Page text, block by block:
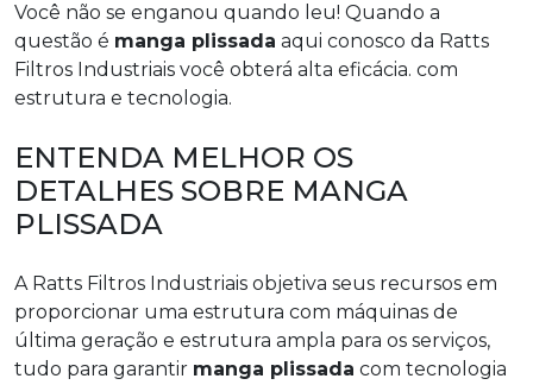
Você não se enganou quando leu! Quando a
questão é manga plissada aqui conosco da Ratts
Filtros Industriais você obterá alta eficácia. com
estrutura e tecnologia.
ENTENDA MELHOR OS
DETALHES SOBRE MANGA
PLISSADA
A Ratts Filtros Industriais objetiva seus recursos em
proporcionar uma estrutura com máquinas de
última geração e estrutura ampla para os serviços,
tudo para garantir manga plissada com tecnologia